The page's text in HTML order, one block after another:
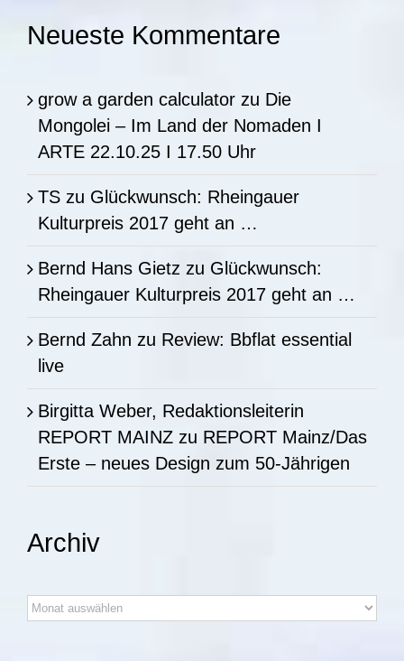
Neueste Kommentare
grow a garden calculator zu Die
Mongolei – Im Land der Nomaden I
ARTE 22.10.25 I 17.50 Uhr
TS zu Glückwunsch: Rheingauer
Kulturpreis 2017 geht an …
Bernd Hans Gietz zu Glückwunsch:
Rheingauer Kulturpreis 2017 geht an …
Bernd Zahn zu Review: Bbflat essential
live
Birgitta Weber, Redaktionsleiterin
REPORT MAINZ zu REPORT Mainz/Das
Erste – neues Design zum 50-Jährigen
Archiv
Archiv